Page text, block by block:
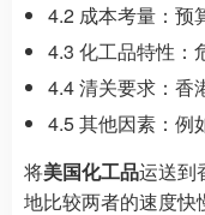
4.2 成本考量：预
4.3 化工品特性：
4.4 清关要求：香
4.5 其他因素：例
将美国化工品运送到
地比较两者的速度快